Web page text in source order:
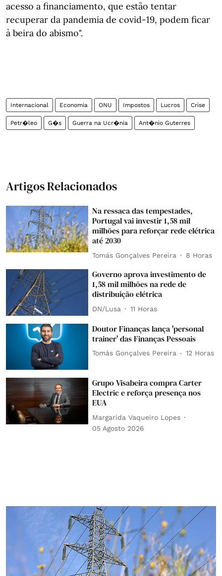
acesso a financiamento, que estão tentar
recuperar da pandemia de covid-19, podem ficar
à beira do abismo".
Internacional Economia ONU Impostos Lucros Crise
Petr�leo G�s Guerra na Ucr�nia Ant�nio Guterres
Artigos Relacionados
Na ressaca das tempestades,
Portugal vai investir 1,58 mil
milhões para reforçar rede elétrica
até 2030
Tomás Gonçalves Pereira 8 Horas
Governo aprova investimento de
1,58 mil milhões na rede de
distribuição elétrica
DN/Lusa 11 Horas
Doutor Finanças lança 'personal
trainer' das Finanças Pessoais
Tomás Gonçalves Pereira 12 Horas
Grupo Visabeira compra Carter
Electric e reforça presença nos
EUA
Margarida Vaqueiro Lopes
05 Agosto 2026